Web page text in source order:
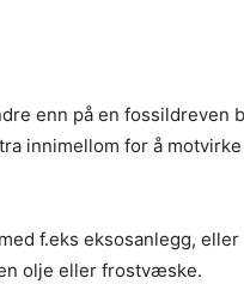
enn på en fossildreven
innimellom for å motvirke
f.eks eksosanlegg, eller
olje eller frostvæske.